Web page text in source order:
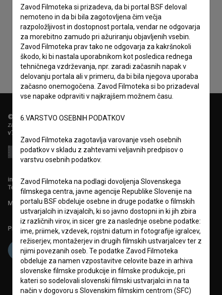
Sprejemamsplošne pogojein dajemsoglasje
zbiranje, hrambo in obdelavo osebnih podatkov.
© 2018-2026, Filmoteka,
zavod za širjenje filmske kulture
v7.151.0
info@filmoteka.si
Tehnična pomoč: podpora@bsf.si
Mednarodna številka ISSN 2670-787X
Projekt sofinancira:
Zavod Filmoteka si prizadeva, da bi portal BSF deloval
nemoteno in da bi bila zagotovljena čim večja
razpoložljivost in dostopnost portala, vendar ne odgovarja
za morebitno zamudo pri ažuriranju objavljenih vsebin.
Zavod Filmoteka prav tako ne odgovarja za kakršnokoli
škodo, ki bi nastala uporabnikom kot posledica rednega
tehničnega vzdrževanja, npr. zaradi začasnih napak v
delovanju portala ali v primeru, da bi bila njegova uporaba
začasno onemogočena. Zavod Filmoteka si bo prizadeval
vse napake odpraviti v najkrajšem možnem času.
6.VARSTVO OSEBNIH PODATKOV
Zavod Filmoteka zagotavlja varovanje vseh osebnih
podatkov v skladu z zahtevami veljavnih predpisov o
varstvu osebnih podatkov.
Zavod Filmoteka na podlagi dovoljenja Slovenskega
filmskega centra, javne agencije Republike Slovenije na
portalu BSF obdeluje osebne in druge podatke o filmskih
ustvarjalcih in izvajalcih, ki so javno dostopni in ki jih zbira
iz različnih virov, in sicer gre za naslednje osebne podatke:
ime, priimek, vzdevek, rojstni datum in fotografije igralcev,
režiserjev, montažerjev in drugih filmskih ustvarjalcev ter z
njimi povezanih oseb. Te podatke Zavod Filmoteka
obdeluje za namen vzpostavitve celovite baze in arhiva
slovenske filmske produkcije in filmske produkcije, pri
kateri so sodelovali slovenski filmski ustvarjalci in na ta
način v dogovoru s Slovenskim filmskim centrom (SFC)